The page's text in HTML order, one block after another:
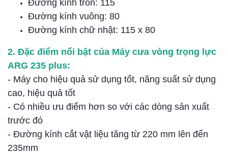
Đường kính tròn: 115
Đường kính vuông: 80
Đường kính chữ nhật: 115 x 80
2. Đặc điểm nổi bật của Máy cưa vòng trọng lực
ARG 235 plus:
- Máy cho hiệu quả sử dụng tốt, năng suất sử dụng
cao, hiệu quả tốt
- Có nhiều ưu điểm hơn so với các dòng sản xuất
trước đó
- Đường kính cắt vật liệu tăng từ 220 mm lên đến
235mm